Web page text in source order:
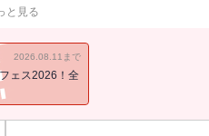
平凡な暮らしを切望する彼女だ
は共存の道を探すべく、女媧が
する。
と見る
2026.08.11まで
ェス2026！全